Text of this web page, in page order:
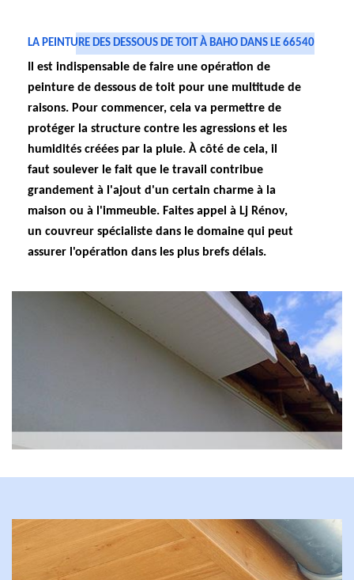
LA PEINTURE DES DESSOUS DE TOIT À BAHO DANS LE 66540
Il est indispensable de faire une opération de
peinture de dessous de toit pour une multitude de
raisons. Pour commencer, cela va permettre de
protéger la structure contre les agressions et les
humidités créées par la pluie. À côté de cela, il
faut soulever le fait que le travail contribue
grandement à l'ajout d'un certain charme à la
maison ou à l'immeuble. Faites appel à Lj Rénov,
un couvreur spécialiste dans le domaine qui peut
assurer l'opération dans les plus brefs délais.